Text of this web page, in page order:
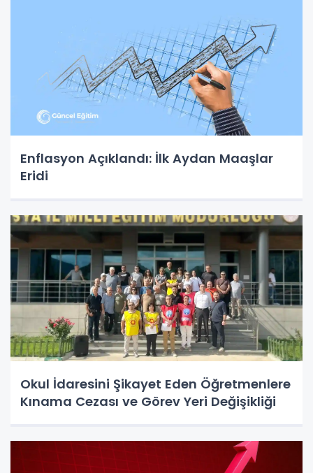
Enflasyon Açıklandı: İlk Aydan Maaşlar
Eridi
Okul İdaresini Şikayet Eden Öğretmenlere
Kınama Cezası ve Görev Yeri Değişikliği